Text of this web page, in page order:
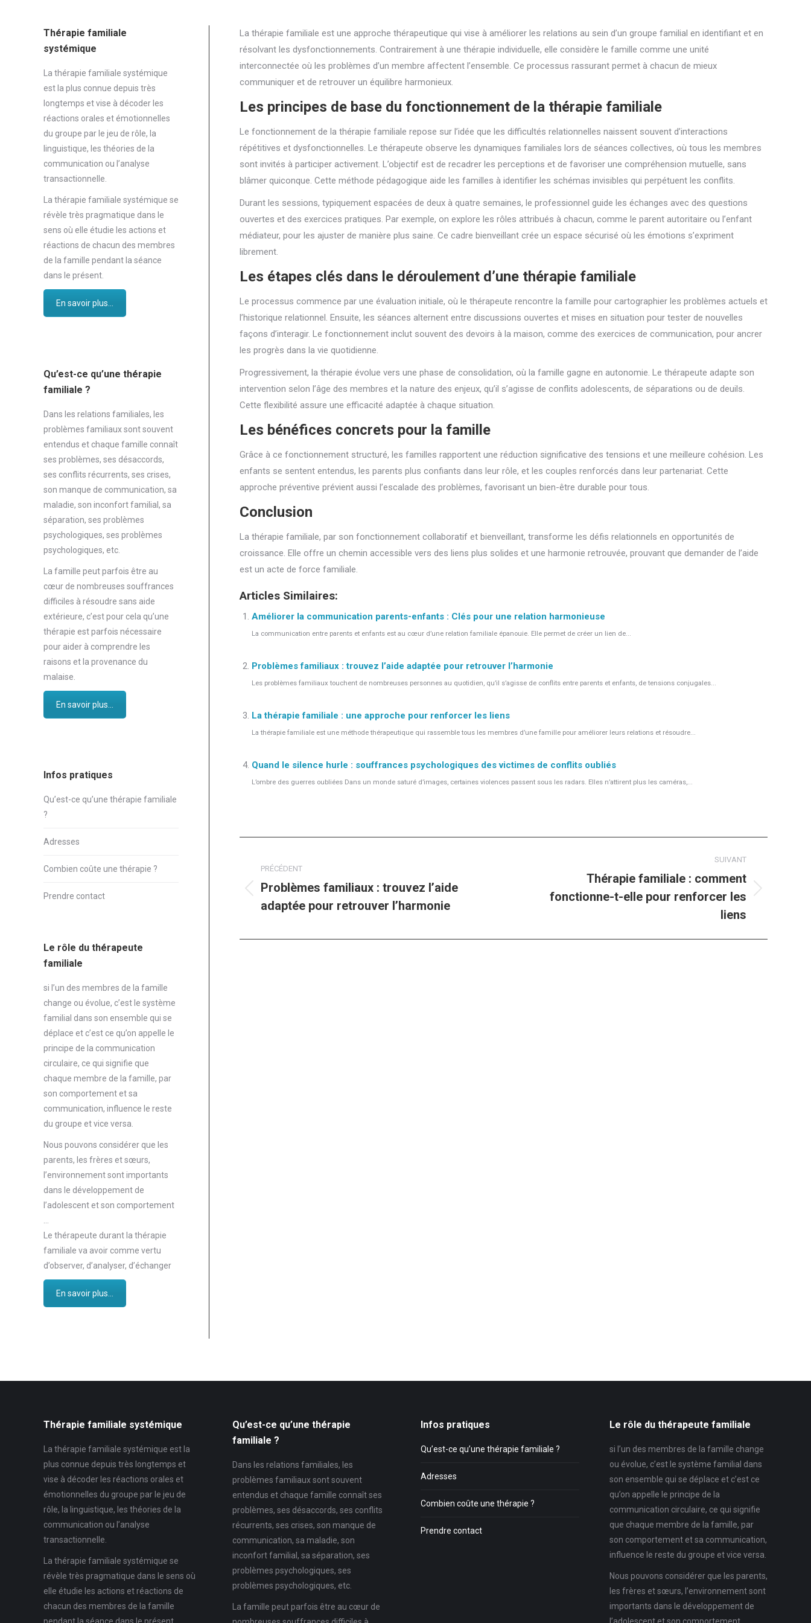
La thérapie familiale est une approche thérapeutique qui vise à améliorer les relations au sein d’un groupe familial en identifiant et en
résolvant les dysfonctionnements. Contrairement à une thérapie individuelle, elle considère le famille comme une unité
interconnectée où les problèmes d’un membre affectent l’ensemble. Ce processus rassurant permet à chacun de mieux
communiquer et de retrouver un équilibre harmonieux.
Les principes de base du fonctionnement de la thérapie familiale
Le fonctionnement de la thérapie familiale repose sur l’idée que les difficultés relationnelles naissent souvent d’interactions
répétitives et dysfonctionnelles. Le thérapeute observe les dynamiques familiales lors de séances collectives, où tous les membres
sont invités à participer activement. L’objectif est de recadrer les perceptions et de favoriser une compréhension mutuelle, sans
blâmer quiconque. Cette méthode pédagogique aide les familles à identifier les schémas invisibles qui perpétuent les conflits.
Durant les sessions, typiquement espacées de deux à quatre semaines, le professionnel guide les échanges avec des questions
ouvertes et des exercices pratiques. Par exemple, on explore les rôles attribués à chacun, comme le parent autoritaire ou l’enfant
médiateur, pour les ajuster de manière plus saine. Ce cadre bienveillant crée un espace sécurisé où les émotions s’expriment
librement.
Les étapes clés dans le déroulement d’une thérapie familiale
Le processus commence par une évaluation initiale, où le thérapeute rencontre la famille pour cartographier les problèmes actuels et
l’historique relationnel. Ensuite, les séances alternent entre discussions ouvertes et mises en situation pour tester de nouvelles
façons d’interagir. Le fonctionnement inclut souvent des devoirs à la maison, comme des exercices de communication, pour ancrer
les progrès dans la vie quotidienne.
Progressivement, la thérapie évolue vers une phase de consolidation, où la famille gagne en autonomie. Le thérapeute adapte son
intervention selon l’âge des membres et la nature des enjeux, qu’il s’agisse de conflits adolescents, de séparations ou de deuils.
Cette flexibilité assure une efficacité adaptée à chaque situation.
Les bénéfices concrets pour la famille
Grâce à ce fonctionnement structuré, les familles rapportent une réduction significative des tensions et une meilleure cohésion. Les
enfants se sentent entendus, les parents plus confiants dans leur rôle, et les couples renforcés dans leur partenariat. Cette
approche préventive prévient aussi l’escalade des problèmes, favorisant un bien-être durable pour tous.
Conclusion
La thérapie familiale, par son fonctionnement collaboratif et bienveillant, transforme les défis relationnels en opportunités de
croissance. Elle offre un chemin accessible vers des liens plus solides et une harmonie retrouvée, prouvant que demander de l’aide
est un acte de force familiale.
Articles Similaires:
Améliorer la communication parents-enfants : Clés pour une relation harmonieuse
La communication entre parents et enfants est au cœur d’une relation familiale épanouie. Elle permet de créer un lien de...
Problèmes familiaux : trouvez l’aide adaptée pour retrouver l’harmonie
Les problèmes familiaux touchent de nombreuses personnes au quotidien, qu’il s’agisse de conflits entre parents et enfants, de tensions conjugales...
La thérapie familiale : une approche pour renforcer les liens
La thérapie familiale est une méthode thérapeutique qui rassemble tous les membres d’une famille pour améliorer leurs relations et résoudre...
Quand le silence hurle : souffrances psychologiques des victimes de conflits oubliés
L’ombre des guerres oubliées Dans un monde saturé d’images, certaines violences passent sous les radars. Elles n’attirent plus les caméras,...
article
PRÉCÉDENT
Article
précédent
Problèmes familiaux : trouvez l’aide
adaptée pour retrouver l’harmonie
SUIVANT
Thérapie familiale : comment
fonctionne-t-elle pour renforcer les
liens
Thérapie familiale
systémique
La thérapie familiale systémique
est la plus connue depuis très
longtemps et vise à décoder les
réactions orales et émotionnelles
du groupe par le jeu de rôle, la
linguistique, les théories de la
communication ou l’analyse
transactionnelle.
La thérapie familiale systémique se
révèle très pragmatique dans le
sens où elle étudie les actions et
réactions de chacun des membres
de la famille pendant la séance
dans le présent.
En savoir plus...
Qu’est-ce qu’une thérapie
familiale ?
Dans les relations familiales, les
problèmes familiaux sont souvent
entendus et chaque famille connaît
ses problèmes, ses désaccords,
ses conflits récurrents, ses crises,
son manque de communication, sa
maladie, son inconfort familial, sa
séparation, ses problèmes
psychologiques, ses problèmes
psychologiques, etc.
La famille peut parfois être au
cœur de nombreuses souffrances
difficiles à résoudre sans aide
extérieure, c’est pour cela qu’une
thérapie est parfois nécessaire
pour aider à comprendre les
raisons et la provenance du
malaise.
En savoir plus...
Infos pratiques
Qu’est-ce qu’une thérapie familiale
?
Adresses
Combien coûte une thérapie ?
Prendre contact
Le rôle du thérapeute
familiale
si l’un des membres de la famille
change ou évolue, c’est le système
familial dans son ensemble qui se
déplace et c’est ce qu’on appelle le
principe de la communication
circulaire, ce qui signifie que
chaque membre de la famille, par
son comportement et sa
communication, influence le reste
du groupe et vice versa.
Nous pouvons considérer que les
parents, les frères et sœurs,
l’environnement sont importants
dans le développement de
l’adolescent et son comportement
…
Le thérapeute durant la thérapie
familiale va avoir comme vertu
d’observer, d’analyser, d’échanger
En savoir plus...
Thérapie familiale systémique
La thérapie familiale systémique est la
plus connue depuis très longtemps et
vise à décoder les réactions orales et
émotionnelles du groupe par le jeu de
rôle, la linguistique, les théories de la
communication ou l’analyse
transactionnelle.
La thérapie familiale systémique se
révèle très pragmatique dans le sens où
elle étudie les actions et réactions de
chacun des membres de la famille
Qu’est-ce qu’une thérapie
familiale ?
Dans les relations familiales, les
problèmes familiaux sont souvent
entendus et chaque famille connaît ses
problèmes, ses désaccords, ses conflits
récurrents, ses crises, son manque de
communication, sa maladie, son
inconfort familial, sa séparation, ses
problèmes psychologiques, ses
problèmes psychologiques, etc.
La famille peut parfois être au cœur de
Infos pratiques
Qu’est-ce qu’une thérapie familiale ?
Adresses
Combien coûte une thérapie ?
Prendre contact
Le rôle du thérapeute familiale
si l’un des membres de la famille change
ou évolue, c’est le système familial dans
son ensemble qui se déplace et c’est ce
qu’on appelle le principe de la
communication circulaire, ce qui signifie
que chaque membre de la famille, par
son comportement et sa communication,
influence le reste du groupe et vice versa.
Nous pouvons considérer que les parents,
les frères et sœurs, l’environnement sont
importants dans le développement de